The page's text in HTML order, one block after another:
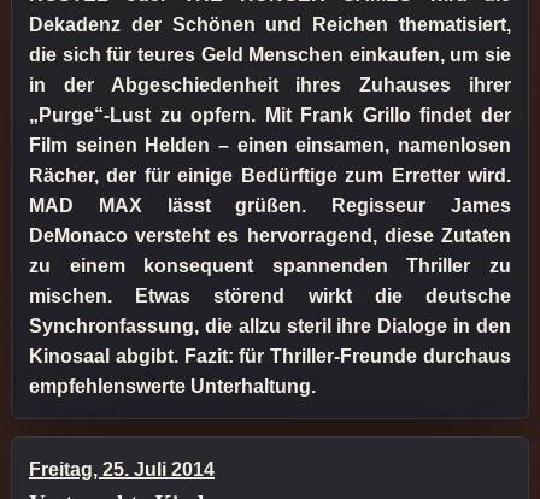
Dekadenz der Schönen und Reichen thematisiert,
die sich für teures Geld Menschen einkaufen, um sie
in der Abgeschiedenheit ihres Zuhauses ihrer
„Purge“-Lust zu opfern. Mit Frank Grillo findet der
Film seinen Helden – einen einsamen, namenlosen
Rächer, der für einige Bedürftige zum Erretter wird.
MAD MAX lässt grüßen. Regisseur James
DeMonaco versteht es hervorragend, diese Zutaten
zu einem konsequent spannenden Thriller zu
mischen. Etwas störend wirkt die deutsche
Synchronfassung, die allzu steril ihre Dialoge in den
Kinosaal abgibt. Fazit: für Thriller-Freunde durchaus
empfehlenswerte Unterhaltung.
Freitag, 25. Juli 2014